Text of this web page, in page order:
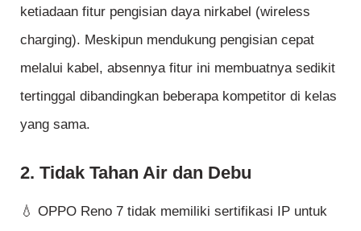
ketiadaan fitur pengisian daya nirkabel (wireless
charging). Meskipun mendukung pengisian cepat
melalui kabel, absennya fitur ini membuatnya sedikit
tertinggal dibandingkan beberapa kompetitor di kelas
yang sama.
2. Tidak Tahan Air dan Debu
💧 OPPO Reno 7 tidak memiliki sertifikasi IP untuk